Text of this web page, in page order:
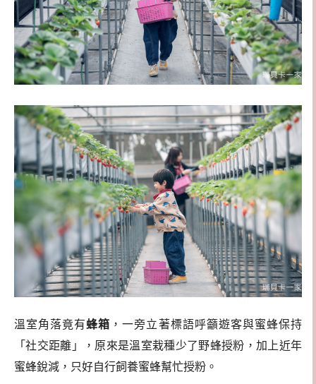
溫室角落竟有蜂箱 ，一旁立著標語呼籲遊客與蜜蜂保持
「社交距離」，原來是溫室栽種少了野蜂授粉，加上近年
蜜蜂銳減，只好自行飼養蜜蜂幫忙授粉。